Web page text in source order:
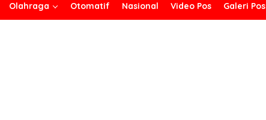
Olahraga Otomatif Nasional Video Pos Galeri Pos